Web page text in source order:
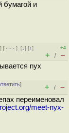
бумагой и
] [ · · ·][↓] [↑]
+4
+ / –
nyx
]
+ / –
переименовал
meet-nyx-